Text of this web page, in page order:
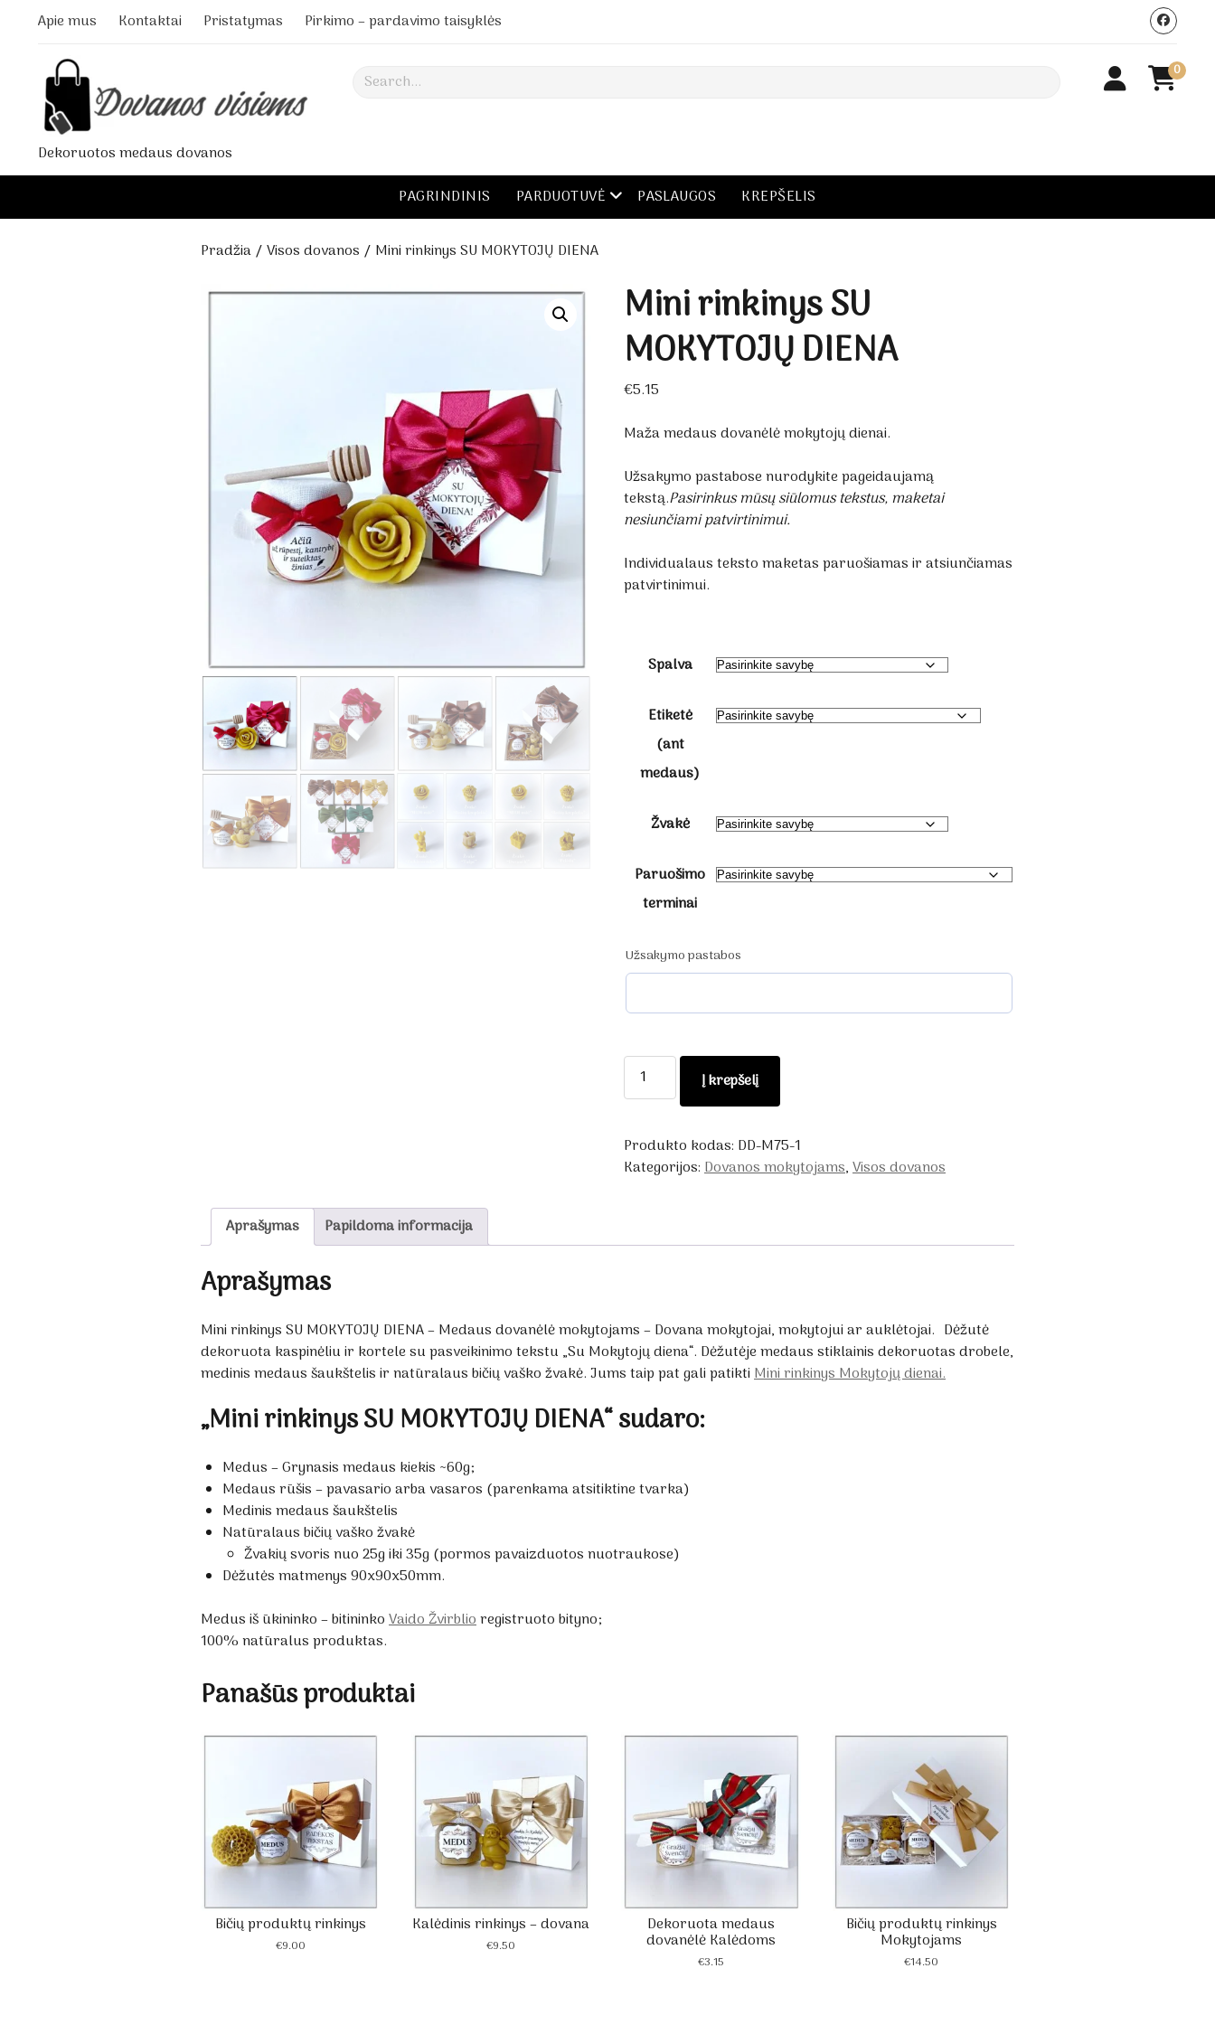
Apie mus Kontaktai Pristatymas Pirkimo – pardavimo taisyklės
Dekoruotos medaus dovanos
Search 0
PAGRINDINIS PARDUOTUVĖ open menu
PASLAUGOS KREPŠELIS
Pradžia/Visos dovanos / Mini rinkinys SU MOKYTOJŲ DIENA
Mini rinkinys SU
MOKYTOJŲ DIENA
€5.15
Maža medaus dovanėlė mokytojų dienai.
Užsakymo pastabose nurodykite pageidaujamą
tekstą.Pasirinkus mūsų siūlomus tekstus, maketai
nesiunčiami patvirtinimui.
Individualaus teksto maketas paruošiamas ir atsiunčiamas
patvirtinimui.
Spalva
Etiketė
(ant
medaus)
Žvakė
Paruošimo
terminai
Užsakymo pastabos
produkto
kiekis:
SU
MOKYTOJŲ
Į krepšelį
Produkto kodas: DD-M75-1
Kategorijos:Dovanos mokytojams,Visos dovanos
Aprašymas Papildoma informacija
Aprašymas
Mini rinkinys SU MOKYTOJŲ DIENA – Medaus dovanėlė mokytojams – Dovana mokytojai, mokytojui ar auklėtojai. Dėžutė
dekoruota kaspinėliu ir kortele su pasveikinimo tekstu „Su Mokytojų diena“. Dėžutėje medaus stiklainis dekoruotas drobele,
medinis medaus šaukštelis ir natūralaus bičių vaško žvakė. Jums taip pat gali patiktiMini rinkinys Mokytojų dienai.
„Mini rinkinys SU MOKYTOJŲ DIENA“ sudaro:
Medus – Grynasis medaus kiekis ~60g;
Medaus rūšis – pavasario arba vasaros (parenkama atsitiktine tvarka)
Medinis medaus šaukštelis
Natūralaus bičių vaško žvakė
Žvakių svoris nuo 25g iki 35g (pormos pavaizduotos nuotraukose)
Dėžutės matmenys 90x90x50mm.
Medus iš ūkininko – bitininkoVaido Žvirblioregistruoto bityno;
100% natūralus produktas.
Panašūs produktai
Bičių produktų rinkinys
€9.00
Kalėdinis rinkinys – dovana
€9.50
Dekoruota medaus
dovanėlė Kalėdoms
€3.15
Bičių produktų rinkinys
Mokytojams
€14.50